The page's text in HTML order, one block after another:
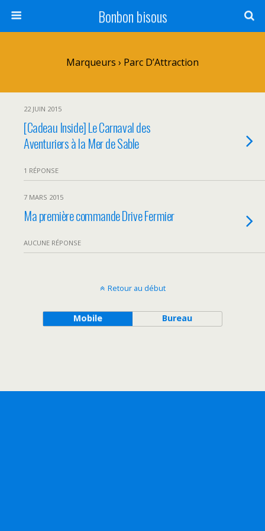
Bonbon bisous
Marqueurs › Parc D’Attraction
22 JUIN 2015
[Cadeau Inside] Le Carnaval des
Aventuriers à la Mer de Sable
1 RÉPONSE
7 MARS 2015
Ma première commande Drive Fermier
AUCUNE RÉPONSE
Retour au début
Mobile Bureau